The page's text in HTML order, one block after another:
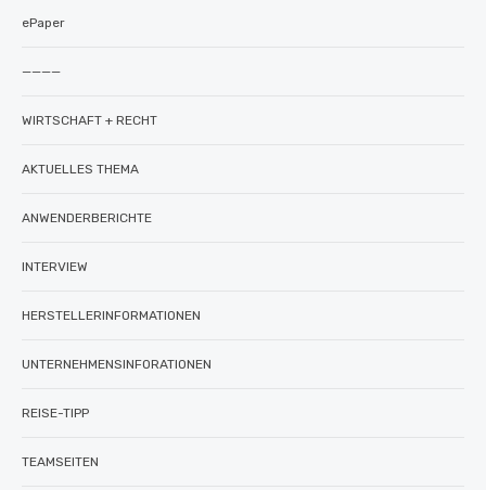
ePaper
————
WIRTSCHAFT + RECHT
AKTUELLES THEMA
ANWENDERBERICHTE
INTERVIEW
HERSTELLERINFORMATIONEN
UNTERNEHMENSINFORATIONEN
REISE-TIPP
TEAMSEITEN